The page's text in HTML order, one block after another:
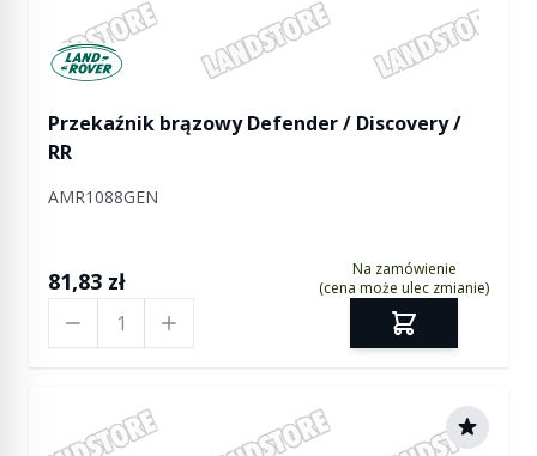
Manufactured by Land rover
Przekaźnik brązowy Defender / Discovery /
RR
AMR1088GEN
81,83 zł
Na zamówienie
(cena może ulec zmianie)